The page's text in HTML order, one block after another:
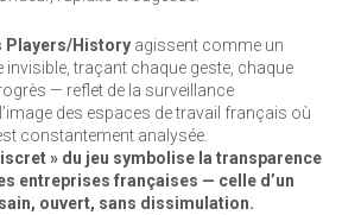
Players/History agissent comme un
invisible, traçant chaque geste, chaque
— reflet de la surveillance
des espaces de travail français où
constantement analysée.
» du jeu symbolise la transparence
entreprises françaises — celle d’un
ouvert, sans dissimulation.